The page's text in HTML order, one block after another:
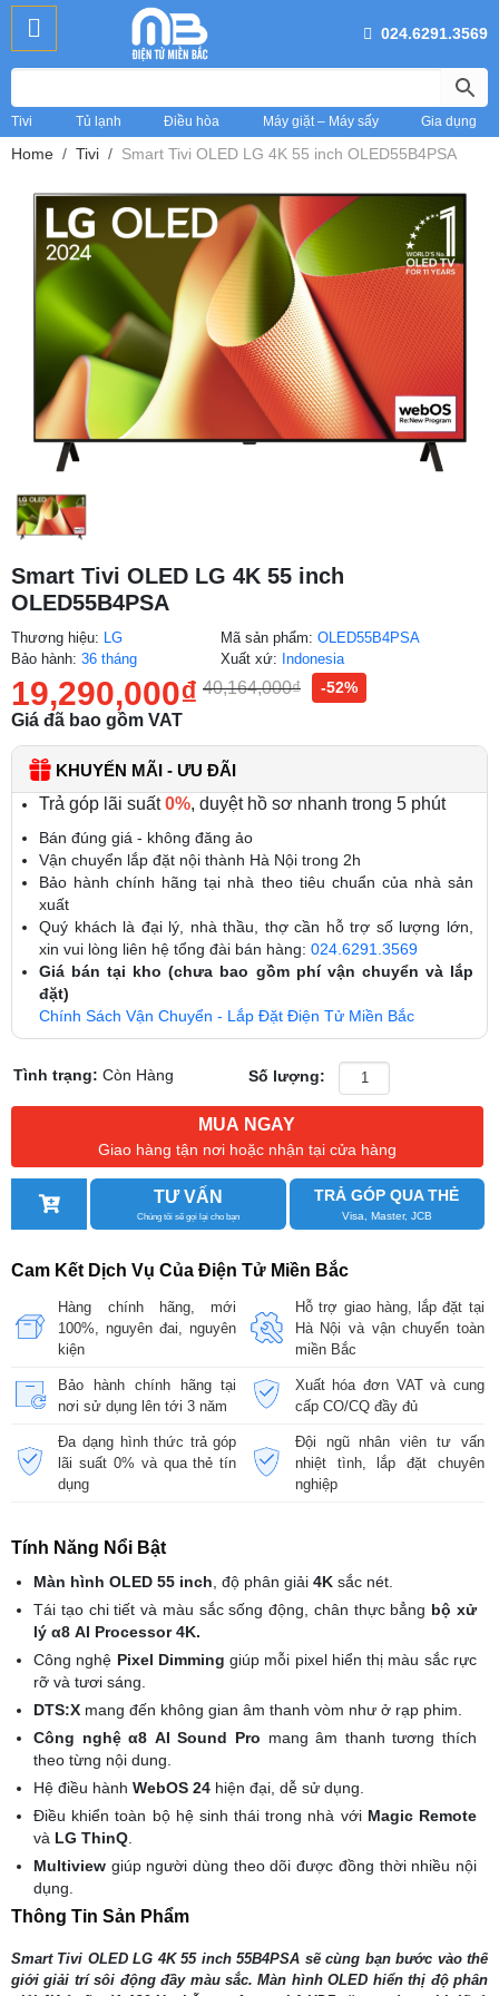
024.6291.3569
Tivi Tủ lạnh Điều hòa Máy giặt – Máy sấy Gia dụng
Home Tivi Smart Tivi OLED LG 4K 55 inch OLED55B4PSA
Smart Tivi OLED LG 4K 55 inch
OLED55B4PSA
Thương hiệu: LG
Bảo hành: 36 tháng
Mã sản phẩm:OLED55B4PSA
Xuất xứ: Indonesia
19,290,000₫ 40,164,000₫ -52%
Giá đã bao gồm VAT
KHUYẾN MÃI - ƯU ĐÃI
Trả góp lãi suất0%, duyệt hồ sơ nhanh trong 5 phút
Bán đúng giá - không đăng ảo
Vận chuyển lắp đặt nội thành Hà Nội trong 2h
Bảo hành chính hãng tại nhà theo tiêu chuẩn của nhà sản
xuất
Quý khách là đại lý, nhà thầu, thợ cần hỗ trợ số lượng lớn,
xin vui lòng liên hệ tổng đài bán hàng: 024.6291.3569
Giá bán tại kho (chưa bao gồm phí vận chuyển và lắp
đặt)
Chính Sách Vận Chuyển - Lắp Đặt Điện Tử Miền Bắc
Tình trạng:Còn Hàng Số lượng:
MUA NGAY
Giao hàng tận nơi hoặc nhận tại cửa hàng
TƯ VẤN
Chúng tôi sẽ gọi lại cho bạn
TRẢ GÓP QUA THẺ
Visa, Master, JCB
Cam Kết Dịch Vụ Của Điện Tử Miền Bắc
Hàng chính hãng, mới
100%, nguyên đai, nguyên
kiện
Hỗ trợ giao hàng, lắp đặt tại
Hà Nội và vận chuyển toàn
miền Bắc
Bảo hành chính hãng tại
nơi sử dụng lên tới 3 năm
Xuất hóa đơn VAT và cung
cấp CO/CQ đầy đủ
Đa dạng hình thức trả góp
lãi suất 0% và qua thẻ tín
dụng
Đội ngũ nhân viên tư vấn
nhiệt tình, lắp đặt chuyên
nghiệp
Tính Năng Nổi Bật
Màn hình OLED 55 inch , độ phân giải 4K sắc nét.
Tái tạo chi tiết và màu sắc sống động, chân thực bẳng bộ xử
lý α8 AI Processor 4K.
Công nghệ Pixel Dimming giúp mỗi pixel hiển thị màu sắc rực
rỡ và tươi sáng.
DTS:X mang đến không gian âm thanh vòm như ở rạp phim.
Công nghệ α8 AI Sound Pro mang âm thanh tương thích
theo từng nội dung.
Hệ điều hành WebOS 24 hiện đại, dễ sử dụng.
Điều khiển toàn bộ hệ sinh thái trong nhà với Magic Remote
và LG ThinQ
Multiview giúp người dùng theo dõi được đồng thời nhiều nội
dụng.
Thông Tin Sản Phẩm
Smart Tivi OLED LG 4K 55 inch 55B4PSA sẽ cùng bạn bước vào thế
giới giải trí sôi động đầy màu sắc. Màn hình OLED hiển thị độ phân